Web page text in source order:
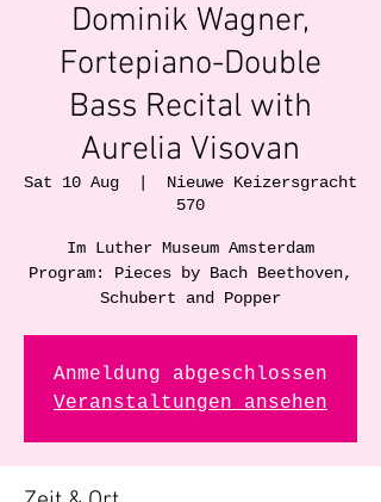
Dominik Wagner,
Fortepiano-Double
Bass Recital with
Aurelia Visovan
Sat 10 Aug
Nieuwe Keizersgracht
570
Im Luther Museum Amsterdam
Program: Pieces by Bach Beethoven,
Schubert and Popper
Anmeldung abgeschlossen
Veranstaltungen ansehen